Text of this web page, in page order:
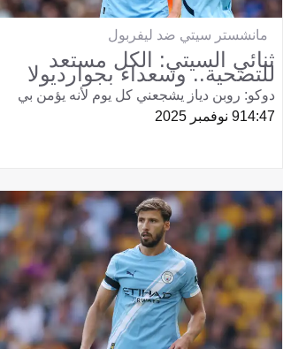
مانشستر سيتي ضد ليفربول
ثنائي السيتي: الكل مستعد
للتضحية.. وسعداء بجوارديولا
دوكو: روبن دياز يشجعني كل يوم لأنه يؤمن بي
14:479 نوفمبر 2025